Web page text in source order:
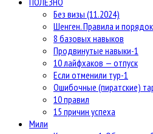
Без визы (11.2024)
Шенген. Правила и
8 базовых навыков
Продвинутые навыки-1
10 лайфхаков — отпуск
Если отменили тур-1
Ошибочные (пиратские)
10 правил
15 причин успеха
Мили